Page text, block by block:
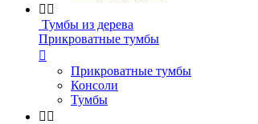
 
Тумбы из дерева
Прикроватные тумбы

Прикроватные тумбы
Консоли
Тумбы
 